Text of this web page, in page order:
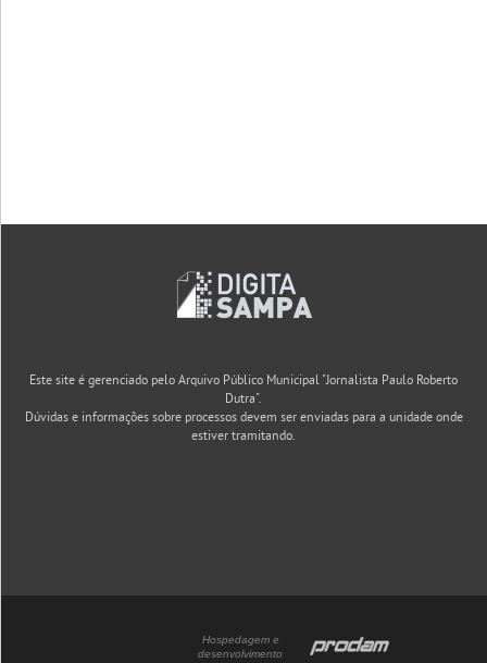
Este site é gerenciado pelo Arquivo Público Municipal "Jornalista Paulo Roberto
Dutra".
Dúvidas e informações sobre processos devem ser enviadas para a unidade onde
estiver tramitando.
Hospedagem e
desenvolvimento